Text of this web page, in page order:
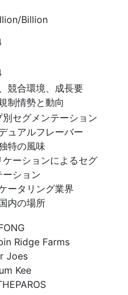
Billion
競合環境、成長要
制情勢と動向
別セグメンテーション
ュアルフレーバー
特の風味
ケーションによるセグ
ーション
ータリング業界
内の場所
Ridge Farms
Joes
Kee